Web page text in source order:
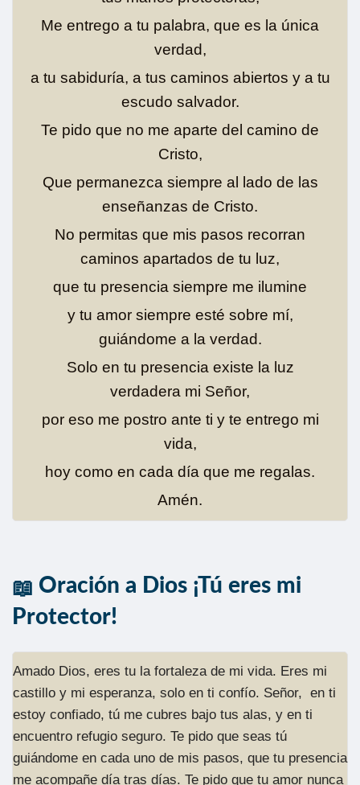
Me entrego a tu palabra, que es la única
verdad,
a tu sabiduría, a tus caminos abiertos y a tu
escudo salvador.
Te pido que no me aparte del camino de
Cristo,
Que permanezca siempre al lado de las
enseñanzas de Cristo.
No permitas que mis pasos recorran
caminos apartados de tu luz,
que tu presencia siempre me ilumine
y tu amor siempre esté sobre mí,
guiándome a la verdad.
Solo en tu presencia existe la luz
verdadera mi Señor,
por eso me postro ante ti y te entrego mi
vida,
hoy como en cada día que me regalas.
Amén.
Oración a Dios ¡Tú eres mi
Protector!
Amado Dios, eres tu la fortaleza de mi vida. Eres mi
castillo y mi esperanza, solo en ti confío. Señor, en ti
estoy confiado, tú me cubres bajo tus alas, y en ti
encuentro refugio seguro. Te pido que seas tú
guiándome en cada uno de mis pasos, que tu presencia
me acompañe día tras días. Te pido que tu amor nunca